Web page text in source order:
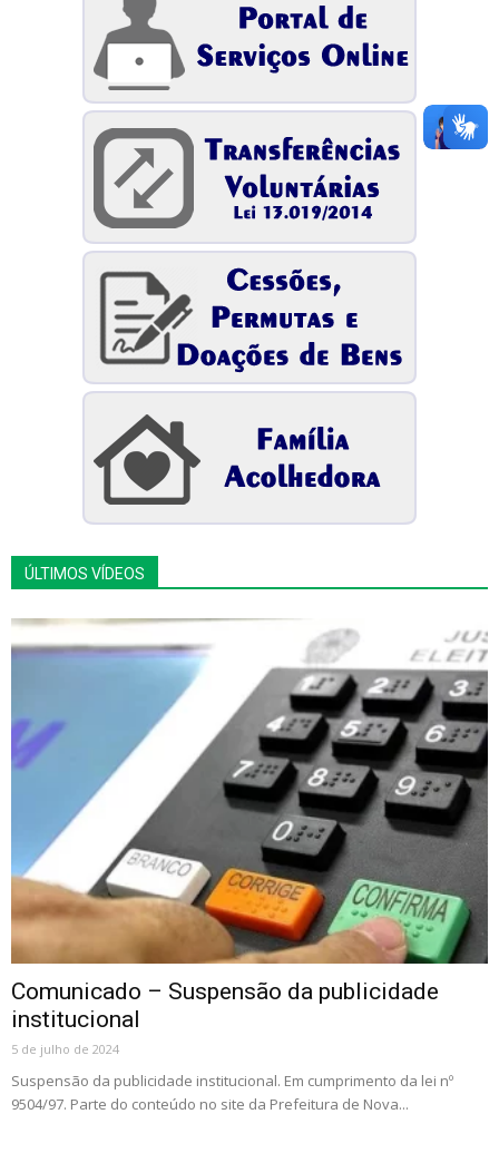
ÚLTIMOS VÍDEOS
Comunicado – Suspensão da publicidade
institucional
5 de julho de 2024
Suspensão da publicidade institucional. Em cumprimento da lei nº
9504/97. Parte do conteúdo no site da Prefeitura de Nova...